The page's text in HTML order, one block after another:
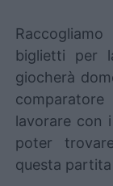
biglietti per
giocherà
lavorare con
poter
questa partita